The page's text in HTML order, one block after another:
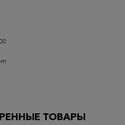
ТОВАРЫ